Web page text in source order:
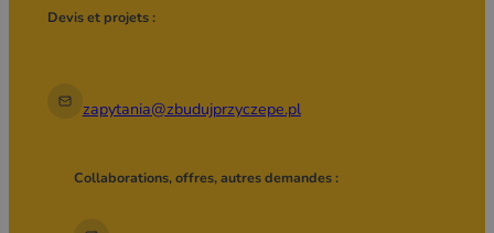
Devis et projets :
zapytania@zbudujprzyczepe.pl
Collaborations, offres, autres demandes :